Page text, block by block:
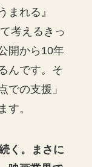
まれる』
考えるきっ
開から10年
んです。そ
での支援」
す。
く。まさに